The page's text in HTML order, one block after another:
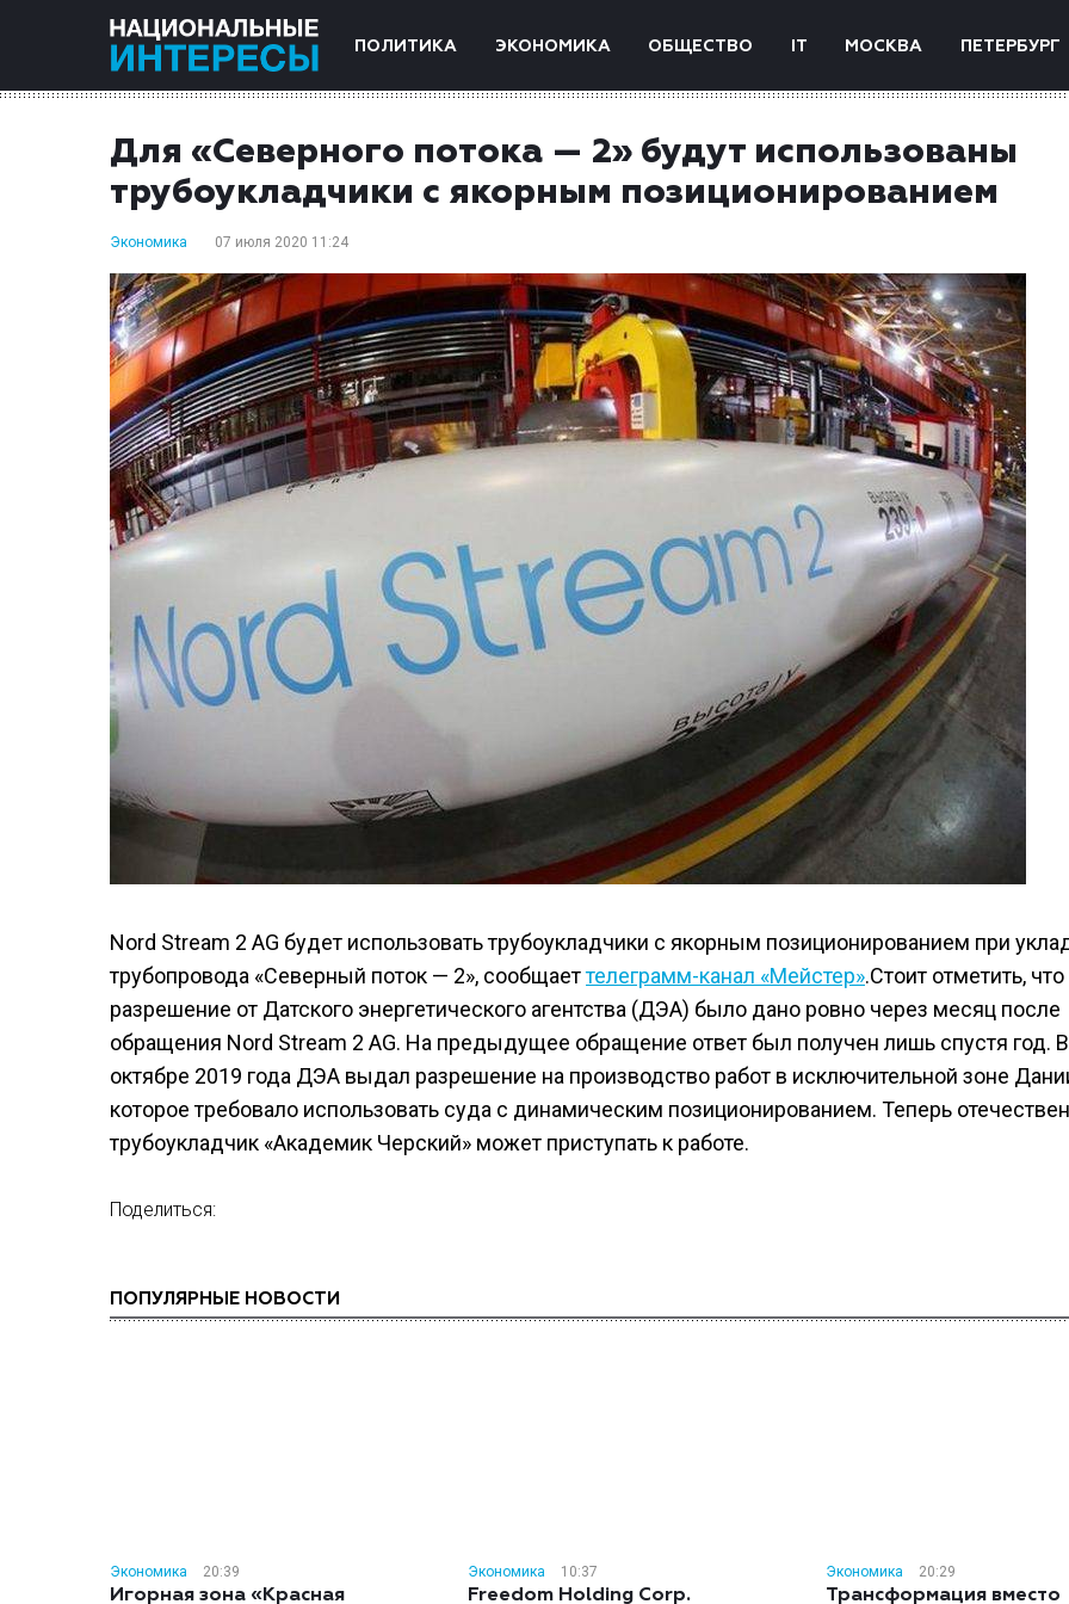
ПОЛИТИКА ЭКОНОМИКА ОБЩЕСТВО IT МОСКВА ПЕТЕРБУРГ
Для «Северного потока — 2» будут использованы
трубоукладчики с якорным позиционированием
Экономика 07 июля 2020 11:24
Nord Stream 2 AG будет использовать трубоукладчики с якорным позиционированием при
трубопровода «Северный поток — 2», сообщаеттелеграмм-канал «Мейстер».Стоит отметить, что
разрешение от Датского энергетического агентства (ДЭА) было дано ровно через месяц после
обращения Nord Stream 2 AG. На предыдущее обращение ответ был получен лишь спустя год. В
октябре 2019 года ДЭА выдал разрешение на производство работ в исключительной зоне
которое требовало использовать суда с динамическим позиционированием. Теперь
трубоукладчик «Академик Черский» может приступать к работе.
Поделиться:
ПОПУЛЯРНЫЕ НОВОСТИ
Экономика 20:39
Игорная зона «Красная
Экономика 10:37
Freedom Holding Corp.
Экономика 20:29
Трансформация вместо